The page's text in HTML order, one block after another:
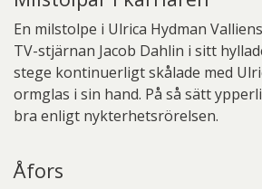
En milstolpe i Ulrica Hydman
TV-stjärnan Jacob Dahlin i sitt
stege kontinuerligt skålade med
ormglas i sin hand. På så sätt
bra enligt nykterhetsrörelsen.
Åfors